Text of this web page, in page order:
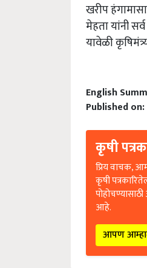
खरीप
मेहता यांनी
यावेळी
English
Published on:
कृषी
प्रिय वाचक,
कृषी
आहे.
आपण